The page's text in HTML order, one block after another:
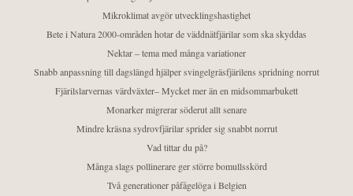
Mikroklimat avgör utvecklingshastighet
Bete i Natura 2000-områden hotar de väddnätfjärilar som ska skyddas
Nektar – tema med många variationer
Snabb anpassning till dagslängd hjälper svingelgräsfjärilens spridning norrut
Fjärilslarvernas värdväxter– Mycket mer än en midsommarbukett
Monarker migrerar söderut allt senare
Mindre kräsna sydrovfjärilar sprider sig snabbt norrut
Vad tittar du på?
Många slags pollinerare ger större bomullsskörd
Två generationer påfågelöga i Belgien